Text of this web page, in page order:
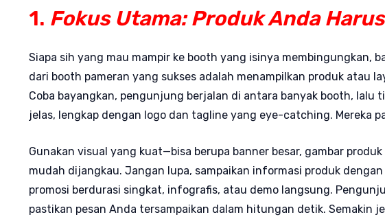
1. Fokus Utama: Produk Anda
Siapa sih yang mau mampir ke booth yang isinya membingungkan,
dari booth pameran yang sukses adalah menampilkan produk atau
Coba bayangkan, pengunjung berjalan di antara banyak booth, lalu
jelas, lengkap dengan logo dan tagline yang eye-catching. Mereka
Gunakan visual yang kuat—bisa berupa banner besar, gambar
mudah dijangkau. Jangan lupa, sampaikan informasi produk
promosi berdurasi singkat, infografis, atau demo langsung.
pastikan pesan Anda tersampaikan dalam hitungan detik. Semakin